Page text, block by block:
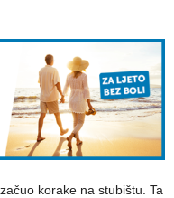
korake na stubištu. Ta